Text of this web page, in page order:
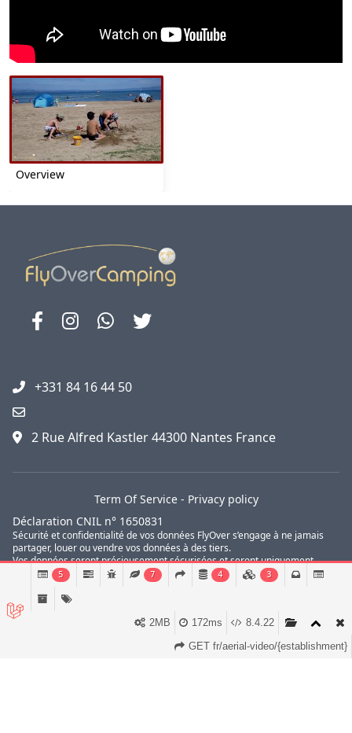
Overview
+331 84 16 44 50
2 Rue Alfred Kastler 44300 Nantes France
Term Of Service- Privacy policy
Déclaration CNIL n° 1650831
Sécurité et confidentialité de vos données FlyOver s’engage à ne jamais
partager, louer ou vendre vos données à des tiers.
Vos données seront précieusement sécurisées et seront uniquement
utilisées dans le but de vous transmettre des informations concernant nos
ventes privées, vos réservations de voyages golf et votre avis sur nos
services.
5 7 4 3
8.4.22
172ms
2MB
GET fr/aerial-video/{establishment}